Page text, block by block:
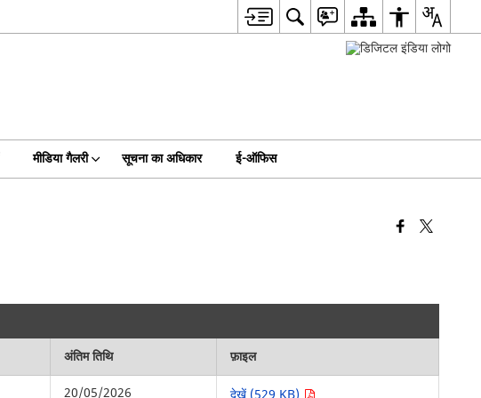
मीडिया गैलरी सूचना का अधिकार ई-ऑफिस
अंतिम तिथि
फ़ाइल
20/05/2026